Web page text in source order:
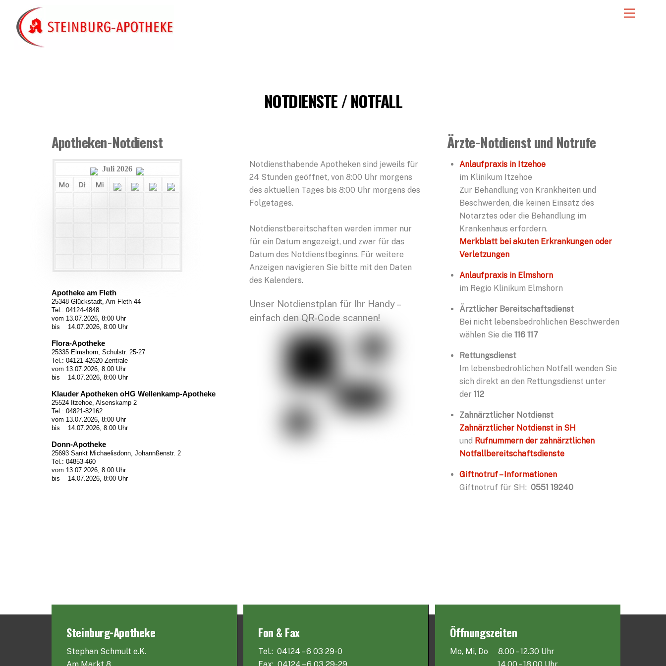
content
Menu
NOTDIENSTE / NOTFALL
Apotheken-Notdienst
Juli 2026
Apotheke am Fleth
25348 Glückstadt, Am Fleth 44
Tel.: 04124-4848
vom 13.07.2026, 8:00 Uhr
bis 14.07.2026, 8:00 Uhr
Flora-Apotheke
25335 Elmshorn, Schulstr. 25-27
Tel.: 04121-42620 Zentrale
vom 13.07.2026, 8:00 Uhr
bis 14.07.2026, 8:00 Uhr
Klauder Apotheken oHG Wellenkamp-Apotheke
25524 Itzehoe, Alsenskamp 2
Tel.: 04821-82162
vom 13.07.2026, 8:00 Uhr
bis 14.07.2026, 8:00 Uhr
Donn-Apotheke
25693 Sankt Michaelisdonn, Johannßenstr. 2
Tel.: 04853-460
vom 13.07.2026, 8:00 Uhr
bis 14.07.2026, 8:00 Uhr
Notdiensthabende Apotheken sind jeweils für
24 Stunden geöffnet, von 8:00 Uhr morgens
des aktuellen Tages bis 8:00 Uhr morgens des
Folgetages.
Notdienstbereitschaften werden immer nur
für ein Datum angezeigt, und zwar für das
Datum des Notdienstbeginns. Für weitere
Anzeigen navigieren Sie bitte mit den Daten
des Kalenders.
Unser Notdienstplan für Ihr Handy –
einfach den QR-Code scannen!
Ärzte-Notdienst und Notrufe
Anlaufpraxis in Itzehoe
im Klinikum Itzehoe
Zur Behandlung von Krankheiten und
Beschwerden, die keinen Einsatz des
Notarztes oder die Behandlung im
Krankenhaus erfordern.
Merkblatt bei akuten Erkrankungen oder
Verletzungen
Anlaufpraxis in Elmshorn
im Regio Klinikum Elmshorn
Ärztlicher Bereitschaftsdienst
Bei nicht lebensbedrohlichen Beschwerden
wählen Sie die116 117
Rettungsdienst
Im lebensbedrohlichen Notfall wenden Sie
sich direkt an den Rettungsdienst unter
der112
Zahnärztlicher Notdienst
Zahnärztlicher Notdienst in SH
und Rufnummern der zahnärztlichen
Notfallbereitschaftsdienste
Giftnotruf – Informationen
Giftnotruf für SH:0551 19240
Steinburg-Apotheke
Stephan Schmult e.K.
Fon & Fax
Tel.: 04124 – 6 03 29-0
Öffnungszeiten
Mo, Mi, Do 8.00 – 12.30 Uhr